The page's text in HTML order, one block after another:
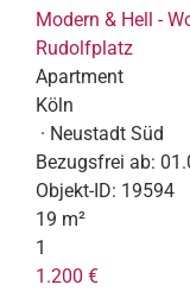
Modern & Hell -
Rudolfplatz
Apartment
Köln
· Neustadt Süd
Bezugsfrei ab:
Objekt-ID: 19594
19 m²
1
1.200 €